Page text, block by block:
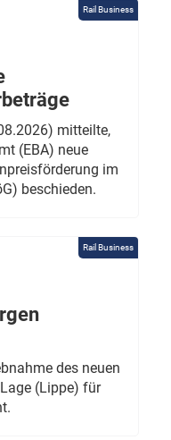
Rail Business
mitteilte,
(EBA) neue
im
beschieden.
Rail Business
des neuen
(Lippe) für